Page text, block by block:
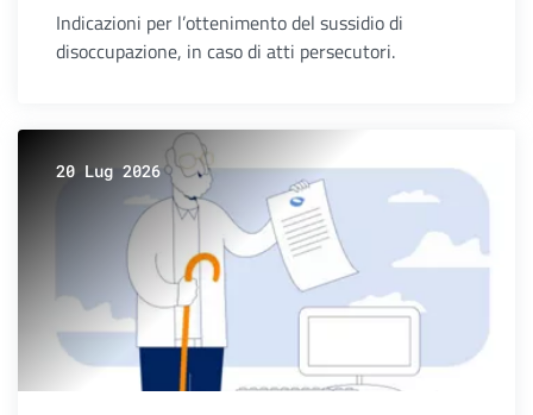
Indicazioni per l’ottenimento del sussidio di
disoccupazione, in caso di atti persecutori.
20 Lug 2026